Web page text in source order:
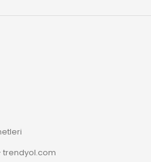
trendyol.com